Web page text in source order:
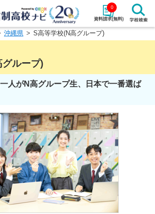
資料請求(無料)
0
探す 特徴から探す
北海道・東北
北陸・甲信越
中国
九州・沖縄
沖縄県 S高等学校(N高グループ)
ループ)
人がN高グループ生、日本で一番選ば